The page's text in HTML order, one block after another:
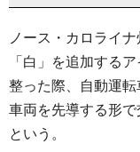
ノース・カロライ
「白」を追加する
整った際、自動運
車両を先導する形
という。